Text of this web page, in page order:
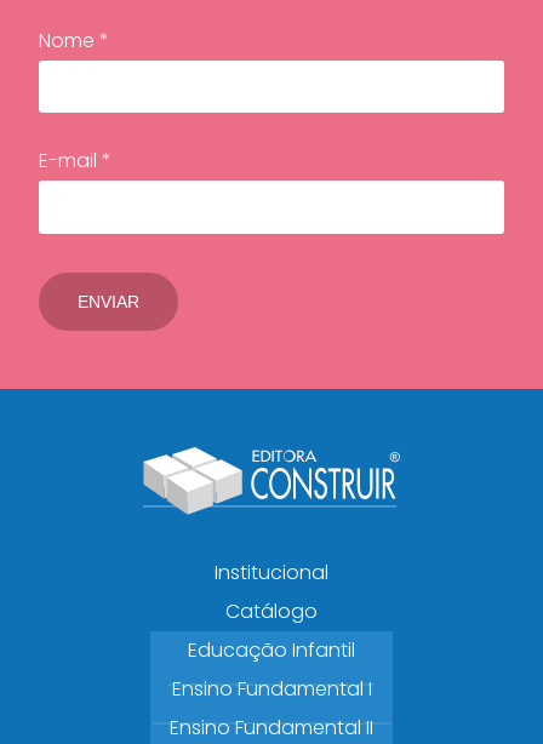
Nome *
E-mail *
Institucional
Catálogo
Educação Infantil
Ensino Fundamental I
Ensino Fundamental II